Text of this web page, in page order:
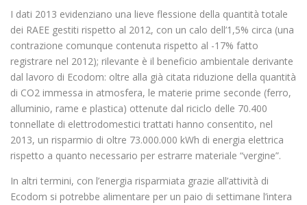
I dati 2013 evidenziano una lieve flessione della quantità totale
dei RAEE gestiti rispetto al 2012, con un calo dell’1,5% circa (una
contrazione comunque contenuta rispetto al -17% fatto
registrare nel 2012); rilevante è il beneficio ambientale derivante
dal lavoro di Ecodom: oltre alla già citata riduzione della quantità
di CO2 immessa in atmosfera, le materie prime seconde (ferro,
alluminio, rame e plastica) ottenute dal riciclo delle 70.400
tonnellate di elettrodomestici trattati hanno consentito, nel
2013, un risparmio di oltre 73.000.000 kWh di energia elettrica
rispetto a quanto necessario per estrarre materiale “vergine”.
In altri termini, con l’energia risparmiata grazie all’attività di
Ecodom si potrebbe alimentare per un paio di settimane l’intera